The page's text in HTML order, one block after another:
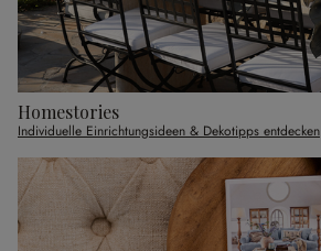
Homestories
Individuelle Einrichtungsideen & Dekotipps entdecken